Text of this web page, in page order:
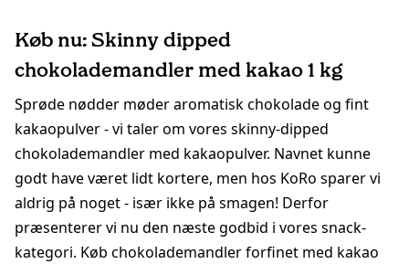
Køb nu: Skinny dipped
chokolademandler med kakao 1 kg
Sprøde nødder møder aromatisk chokolade og fint
kakaopulver - vi taler om vores skinny-dipped
chokolademandler med kakaopulver. Navnet kunne
godt have været lidt kortere, men hos KoRo sparer vi
aldrig på noget - især ikke på smagen! Derfor
præsenterer vi nu den næste godbid i vores snack-
kategori. Køb chokolademandler forfinet med kakao